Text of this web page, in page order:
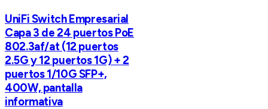
UniFi Switch Empresarial
Capa 3 de 24 puertos PoE
802.3af/at (12 puertos
2.5G y 12 puertos 1G) + 2
puertos 1/10G SFP+,
400W, pantalla
informativa